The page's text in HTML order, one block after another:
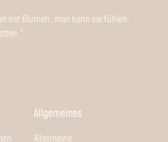
der Blumen, man kann sie fühlen,
Allgemeines
Allgemeine